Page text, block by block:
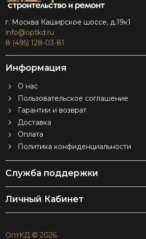
г. Москва Каширское шоссе, д.19к1
info@optkd.ru
8 (495) 128-03-81
Информация
О нас
Пользовательское соглашение
Гарантии и возврат
Доставка
Оплата
Политика конфиденциальности
Служба поддержки
Личный Кабинет
ОптКД © 2026.